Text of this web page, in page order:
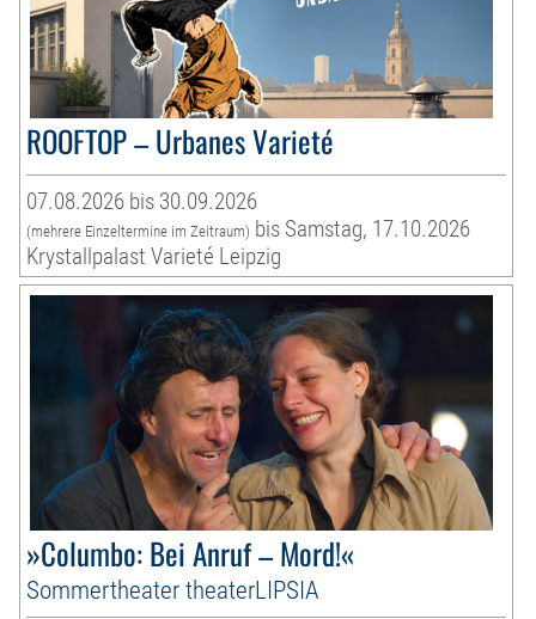
ROOFTOP – Urbanes Varieté
07.08.2026 bis 30.09.2026
(mehrere Einzeltermine im Zeitraum) bis Samstag, 17.10.2026
Krystallpalast Varieté Leipzig
»Columbo: Bei Anruf – Mord!«
Sommertheater theaterLIPSIA